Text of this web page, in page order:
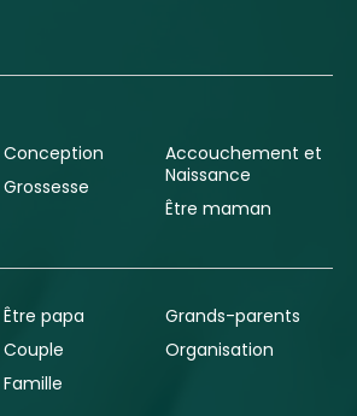
Conception
Grossesse
Accouchement et
Naissance
Être maman
Être papa
Couple
Famille
Grands-parents
Organisation